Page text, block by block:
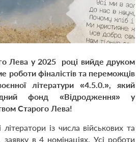
Лева у 2025 році вийде друком
роботи фіналістів та переможців
літератури «4.5.0.», який
фонд «Відродження» у
Старого Лева!
із числа військових та
в 4 номінаціях. Усі роботи